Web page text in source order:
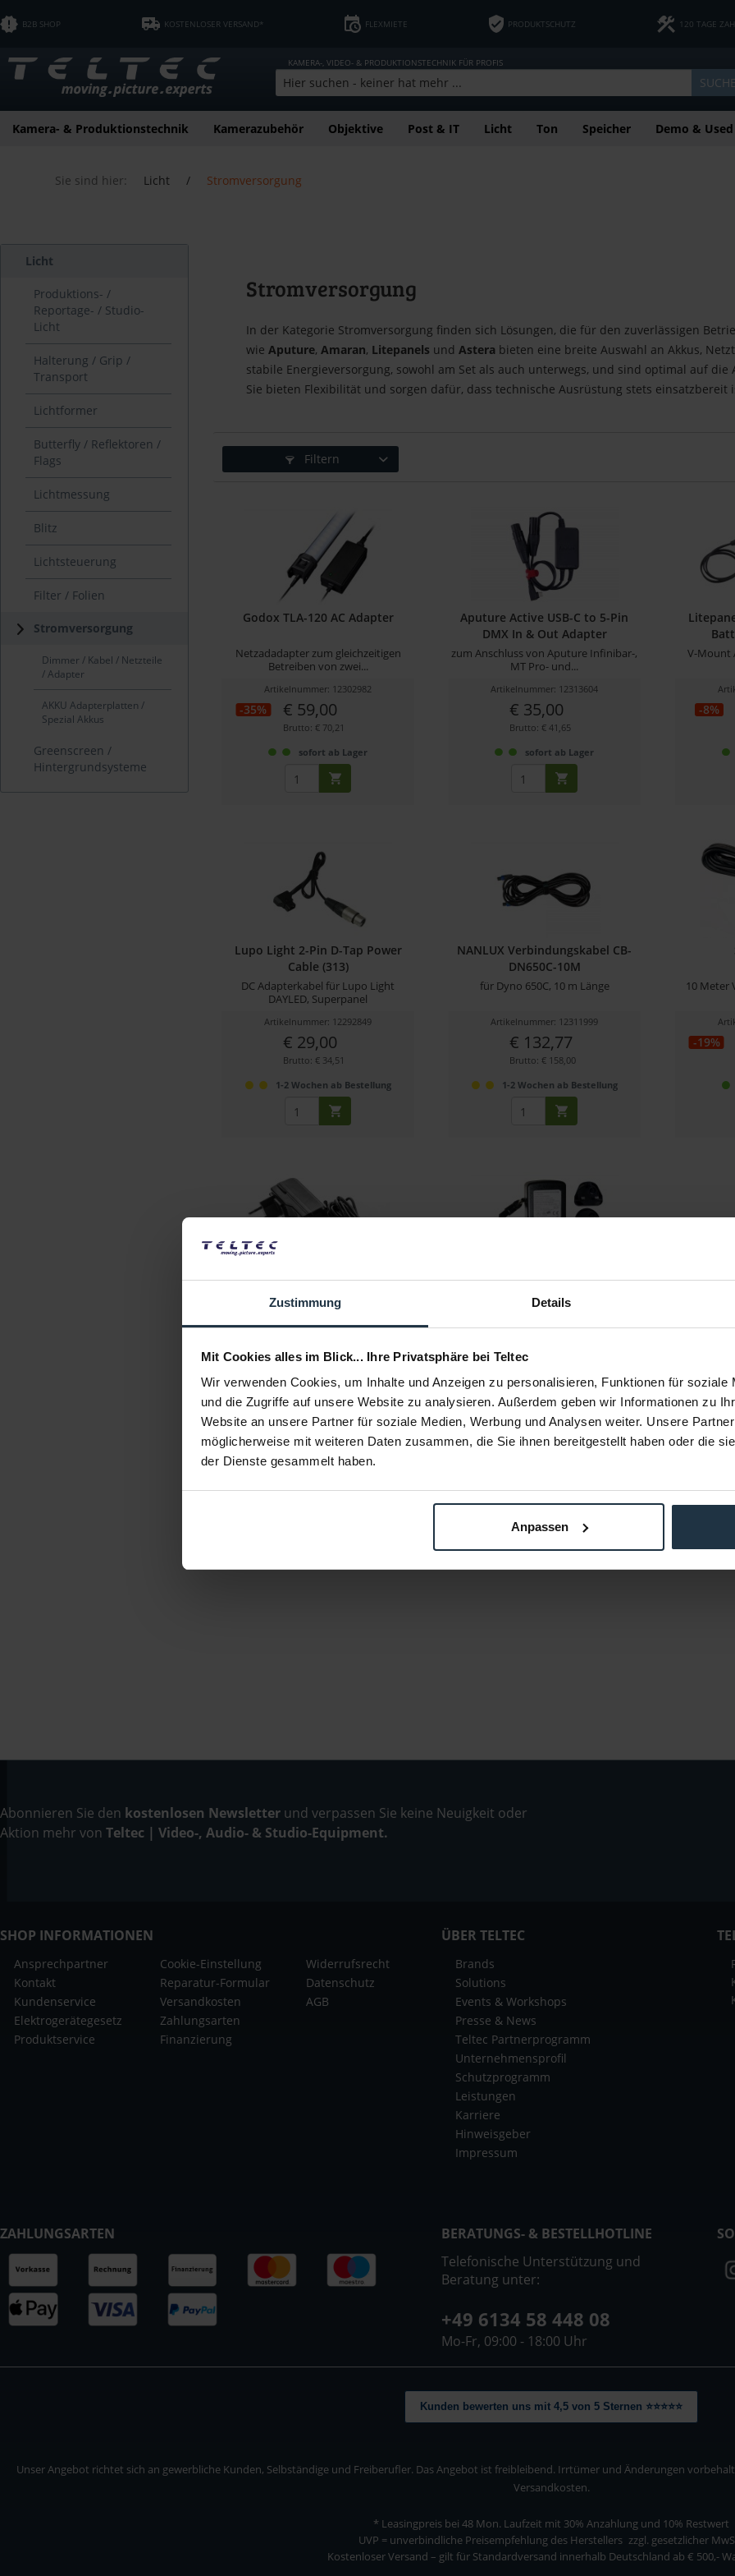
Zustimmung Details
Mit Cookies alles im Blick... Ihre Privatsphäre bei Teltec
Wir verwenden Cookies, um Inhalte und Anzeigen zu personalisieren, Funktionen für soziale
und die Zugriffe auf unsere Website zu analysieren. Außerdem geben wir Informationen zu
Website an unsere Partner für soziale Medien, Werbung und Analysen weiter. Unsere
möglicherweise mit weiteren Daten zusammen, die Sie ihnen bereitgestellt haben oder die
der Dienste gesammelt haben.
Anpassen
B2B SHOP KOSTENLOSER VERSAND* FLEXMIETE PRODUKTSCHUTZ 120 TAGE
KAMERA-, VIDEO- & PRODUKTIONSTECHNIK FÜR PROFIS
Kamera- & Produktionstechnik Kamerazubehör Objektive Post & IT Licht Ton Speicher Demo & Used
Sie sind hier: Licht / Stromversorgung
Licht
Produktions- /
Reportage- / Studio-
Licht
Halterung / Grip /
Transport
Lichtformer
Butterfly / Reflektoren /
Flags
Lichtmessung
Blitz
Lichtsteuerung
Filter / Folien
Stromversorgung
Dimmer / Kabel / Netzteile
/ Adapter
AKKU Adapterplatten /
Spezial Akkus
Greenscreen /
Hintergrundsysteme
Stromversorgung
In der Kategorie Stromversorgung finden sich Lösungen, die für den zuverlässigen
wie Aputure, Amaran, Litepanels und Astera bieten eine breite Auswahl an Akkus,
stabile Energieversorgung, sowohl am Set als auch unterwegs, und sind optimal auf
Sie bieten Flexibilität und sorgen dafür, dass technische Ausrüstung stets einsatzbereit
Filtern
Godox TLA-120 AC Adapter
Netzadadapter zum gleichzeitigen
Betreiben von zwei...
Artikelnummer: 12302982
-35% € 59,00
Brutto: € 70,21
sofort ab Lager
Aputure Active USB-C to 5-Pin
DMX In & Out Adapter
zum Anschluss von Aputure Infinibar-,
MT Pro- und...
Artikelnummer: 12313604
€ 35,00
Brutto: € 41,65
sofort ab Lager
V-Mount
-8%
Lupo Light 2-Pin D-Tap Power
Cable (313)
DC Adapterkabel für Lupo Light
DAYLED, Superpanel
Artikelnummer: 12292849
€ 29,00
Brutto: € 34,51
1-2 Wochen ab Bestellung
NANLUX Verbindungskabel CB-
DN650C-10M
für Dyno 650C, 10 m Länge
Artikelnummer: 12311999
€ 132,77
Brutto: € 158,00
1-2 Wochen ab Bestellung
10 Meter
-19%
Walimex pro Netzteil für LED
Niova 150 (15V, 1A)
Artikelnummer: 12283354
€ 10,84
1-2 Wochen ab Bestellung
Astera AX1-CHR
Artikelnummer: 12280260
€ 14,80
sofort ab Lager
Abonnieren Sie den kostenlosen Newsletter und verpassen Sie keine Neuigkeit oder
Aktion mehr von Teltec | Video-, Audio- & Studio-Equipment.
SHOP INFORMATIONEN
Ansprechpartner
Kontakt
Kundenservice
Elektrogerätegesetz
Produktservice
Cookie-Einstellung
Reparatur-Formular
Versandkosten
Zahlungsarten
Finanzierung
Widerrufsrecht
Datenschutz
AGB
ÜBER TELTEC
Brands
Solutions
Events & Workshops
Presse & News
Teltec Partnerprogramm
Unternehmensprofil
Schutzprogramm
Leistungen
Karriere
Hinweisgeber
Impressum
ZAHLUNGSARTEN
BERATUNGS- & BESTELLHOTLINE
Telefonische Unterstützung und
Beratung unter:
+49 6134 58 448 08
Mo-Fr, 09:00 - 18:00 Uhr
Kunden bewerten uns mit 4,5 von 5 Sternen ⭐⭐⭐⭐⭐
Unser Angebot richtet sich an gewerbliche Kunden, Selbständige und Freiberufler. Das Angebot ist freibleibend. Irrtümer und Änderungen
Versandkosten.
* Leasingpreis bei 48 Mon. Laufzeit mit 30% Anzahlung und 10% Restwert
UVP = unverbindliche Preisempfehlung des Herstellers zzgl. gesetzlicher
Kostenloser Versand – gilt für Standardversand innerhalb Deutschland ab € 500,-